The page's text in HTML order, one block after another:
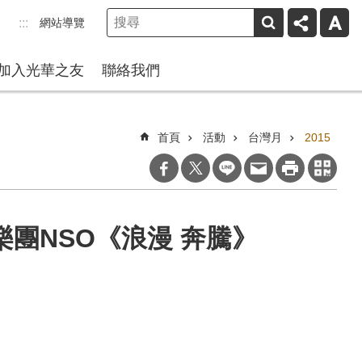
::: 網站導覽
入光華之友 聯絡我們
首頁 活動 台灣月 2015
NSO《浪漫 奔騰》